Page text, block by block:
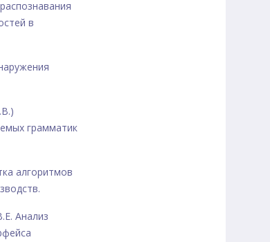
в
грамматик
алгоритмов
Анализ